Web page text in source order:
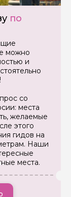
по
можно
и
со
места
желаемые
этого
гидов на
Наши
места.
их